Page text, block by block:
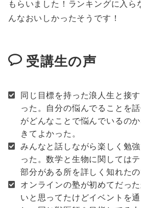
もらいました！ランキングに入ら
んなおいしかったそうです！
受講生の声
同じ目標を持った浪人生と接
った。自分の悩んでることを
がどんなことで悩んでいるの
きてよかった。
みんなと話しながら楽しく勉
った。数学と生物に関しては
部分がある所を詳しく知れたの
オンラインの塾が初めてだっ
いと思ってたけどイベントを